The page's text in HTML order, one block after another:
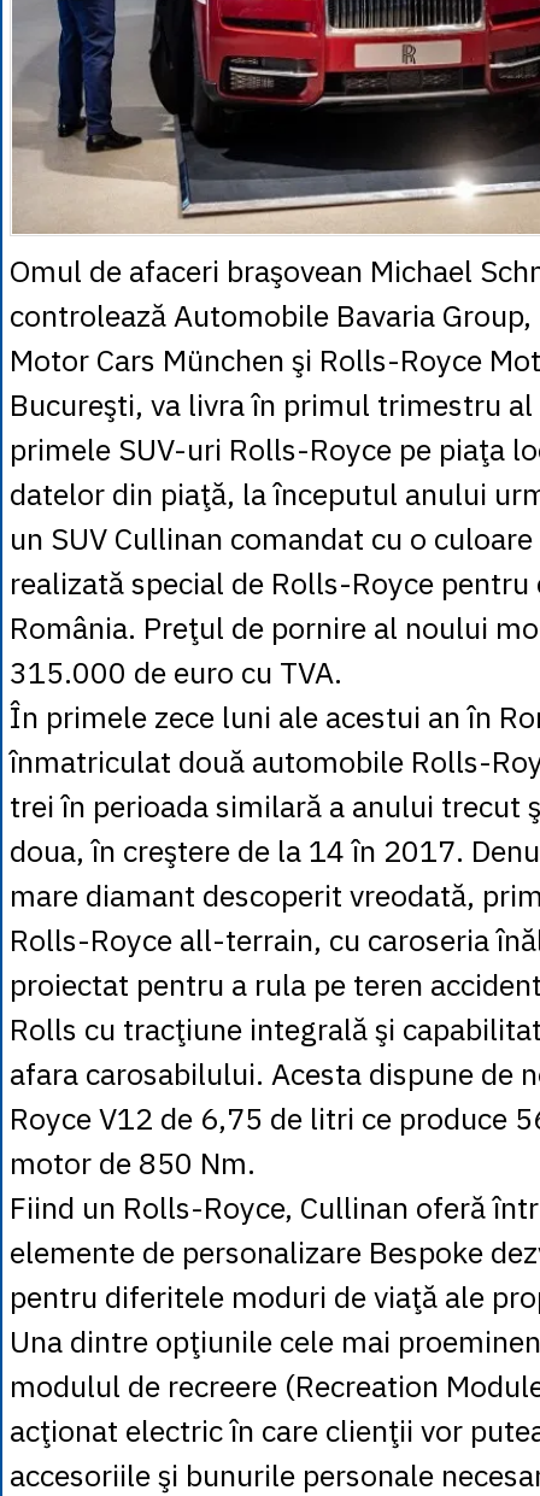
Omul de afaceri braşovean Michael
controlează Automobile Bavaria
Motor Cars München şi Rolls-Royce
Bucureşti, va livra în primul trimestru
primele SUV-uri Rolls-Royce pe piaţa
datelor din piaţă, la începutul anului
un SUV Cullinan comandat cu o
realizată special de Rolls-Royce
România. Preţul de pornire al noului
315.000 de euro cu TVA.
În primele zece luni ale acestui an în
înmatriculat două automobile Rolls-
trei în perioada similară a anului trecut
doua, în creştere de la 14 în 2017.
mare diamant descoperit vreodată,
Rolls-Royce all-terrain, cu caroseria
proiectat pentru a rula pe teren
Rolls cu tracţiune integrală şi
afara carosabilului. Acesta dispune de
Royce V12 de 6,75 de litri ce produce
motor de 850 Nm.
Fiind un Rolls-Royce, Cullinan oferă
elemente de personalizare Bespoke
pentru diferitele moduri de viaţă ale
Una dintre opţiunile cele mai
modulul de recreere (Recreation
acţionat electric în care clienţii vor
accesoriile şi bunurile personale